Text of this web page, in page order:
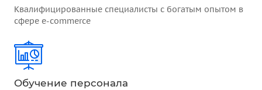
Квалифицированные специалисты с богатым опытом в
сфере e-commerce
Обучение персонала